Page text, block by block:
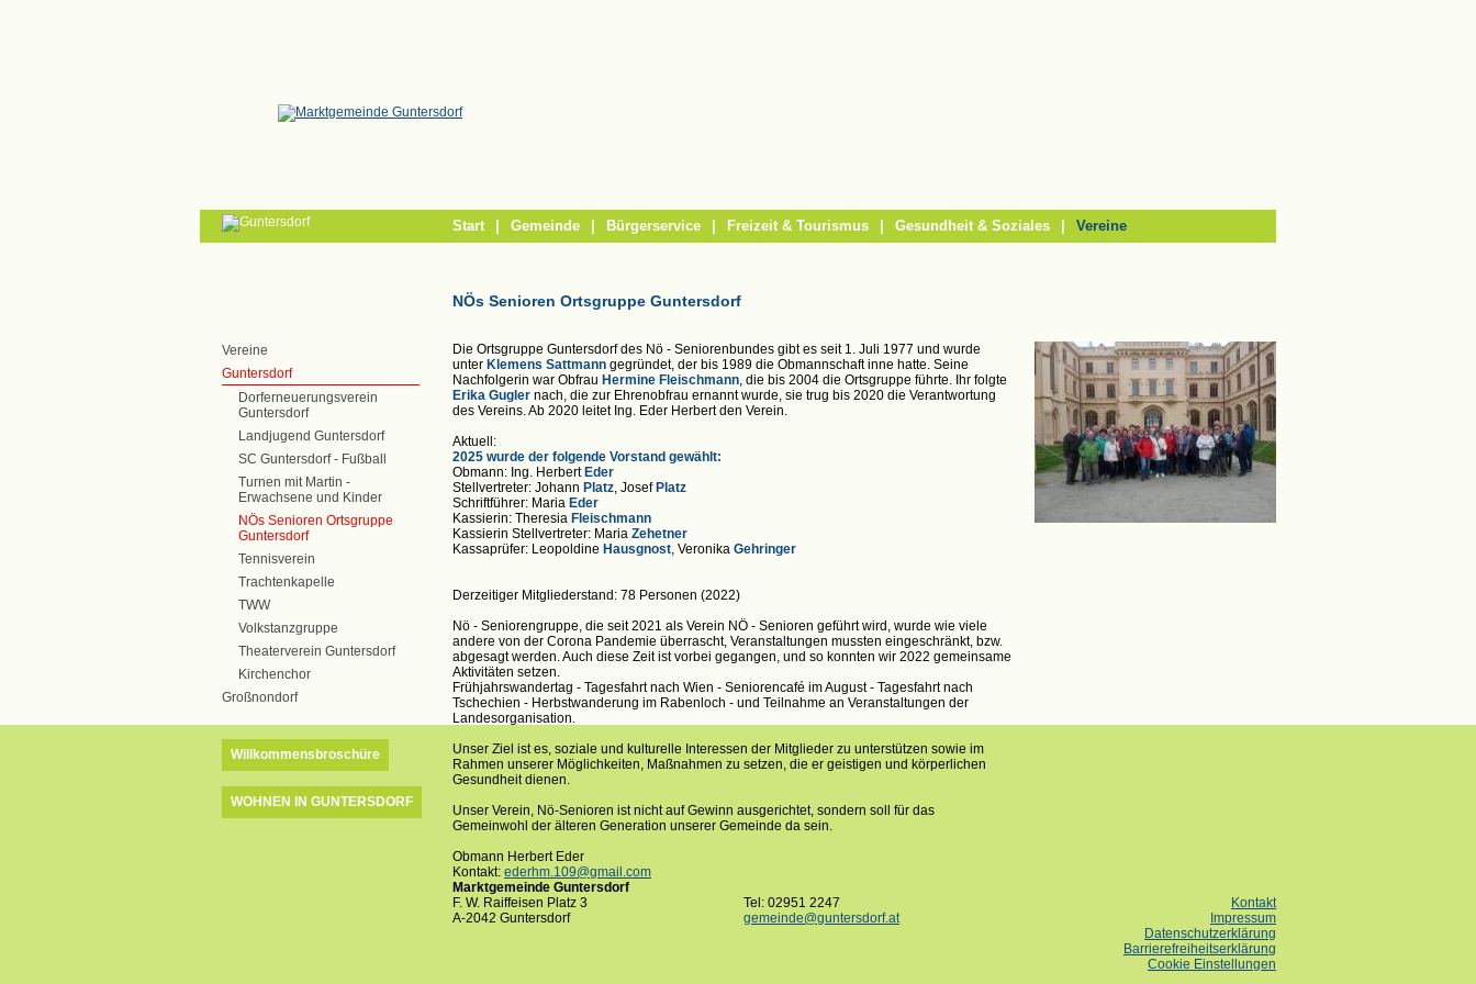
Start Gemeinde Bürgerservice Freizeit & Tourismus Gesundheit & Soziales Vereine
Vereine
Guntersdorf
Dorferneuerungsverein
Guntersdorf
Landjugend Guntersdorf
SC Guntersdorf - Fußball
Turnen mit Martin -
Erwachsene und Kinder
NÖs Senioren Ortsgruppe
Guntersdorf
Tennisverein
Trachtenkapelle
TWW
Volkstanzgruppe
Theaterverein Guntersdorf
Kirchenchor
Großnondorf
Willkommensbroschüre
WOHNEN IN GUNTERSDORF
NÖs Senioren Ortsgruppe Guntersdorf
Die Ortsgruppe Guntersdorf des Nö - Seniorenbundes gibt es seit 1. Juli 1977 und wurde
unter Klemens Sattmann gegründet, der bis 1989 die Obmannschaft inne hatte. Seine
Nachfolgerin war Obfrau Hermine Fleischmann, die bis 2004 die Ortsgruppe führte. Ihr folgte
Erika Gugler nach, die zur Ehrenobfrau ernannt wurde, sie trug bis 2020 die Verantwortung
des Vereins. Ab 2020 leitet Ing. Eder Herbert den Verein.
Aktuell:
2025 wurde der folgende Vorstand gewählt:
Obmann: Ing. Herbert Eder
Stellvertreter: Johann Platz, Josef Platz
Schriftführer: Maria Eder
Kassierin: Theresia Fleischmann
Kassierin Stellvertreter: Maria Zehetner
Kassaprüfer: Leopoldine Hausgnost, Veronika Gehringer
Derzeitiger Mitgliederstand: 78 Personen (2022)
Nö - Seniorengruppe, die seit 2021 als Verein NÖ - Senioren geführt wird, wurde wie viele
andere von der Corona Pandemie überrascht, Veranstaltungen mussten eingeschränkt, bzw.
abgesagt werden. Auch diese Zeit ist vorbei gegangen, und so konnten wir 2022 gemeinsame
Aktivitäten setzen.
Frühjahrswandertag - Tagesfahrt nach Wien - Seniorencafé im August - Tagesfahrt nach
Tschechien - Herbstwanderung im Rabenloch - und Teilnahme an Veranstaltungen der
Landesorganisation.
Unser Ziel ist es, soziale und kulturelle Interessen der Mitglieder zu unterstützen sowie im
Rahmen unserer Möglichkeiten, Maßnahmen zu setzen, die er geistigen und körperlichen
Gesundheit dienen.
Unser Verein, Nö-Senioren ist nicht auf Gewinn ausgerichtet, sondern soll für das
Gemeinwohl der älteren Generation unserer Gemeinde da sein.
Obmann Herbert Eder
Kontakt: ederhm.109@gmail.com
Marktgemeinde Guntersdorf
F. W. Raiffeisen Platz 3
A-2042 Guntersdorf
Tel: 02951 2247
gemeinde@guntersdorf.at
Kontakt
Impressum
Datenschutzerklärung
Barrierefreiheitserklärung
Cookie Einstellungen